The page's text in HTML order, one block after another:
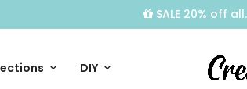
SALE 20% off
DIY